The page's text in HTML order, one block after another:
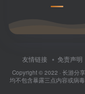
友情链接 免责声明
Copyright © 2022 · 长游分
均不包含暴露三点内容或病